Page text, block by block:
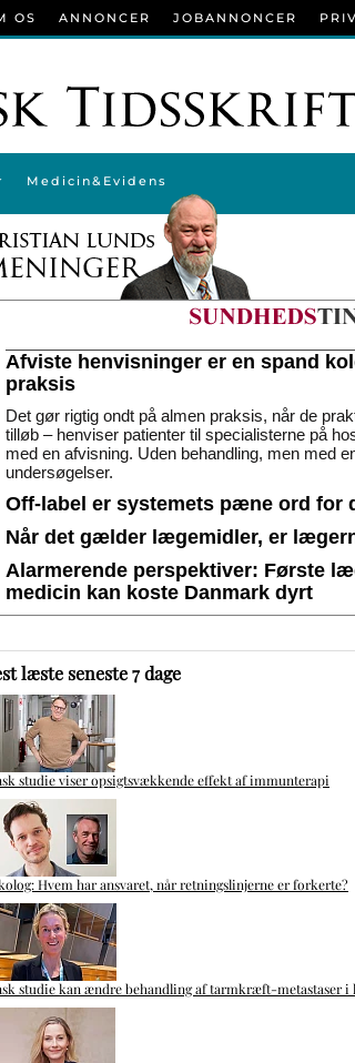
Medicin&Evidens
OS ANNONCER JOBANNONCER
Afviste henvisninger er en spand
praksis
Det gør rigtig ondt på almen praksis, når de
tilløb – henviser patienter til specialisterne på
med en afvisning. Uden behandling, men med
undersøgelser.
Off-label er systemets pæne ord for
Når det gælder lægemidler, er
Alarmerende perspektiver: Første
medicin kan koste Danmark dyrt
læste seneste 7 dage
studie viser opsigtsvækkende effekt af immunterapi
Hvem har ansvaret, når retningslinjerne er forkerte?
studie kan ændre behandling af tarmkræft-metastaser i